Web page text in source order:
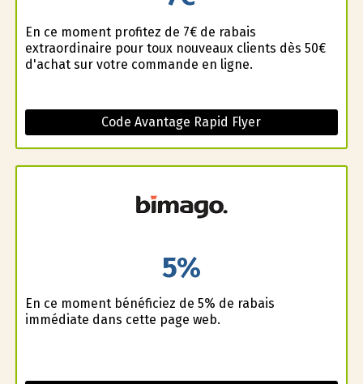
En ce moment profitez de 7€ de rabais
extraordinaire pour toux nouveaux clients dès 50€
d'achat sur votre commande en ligne.
Code Avantage Rapid Flyer
5%
En ce moment bénéficiez de 5% de rabais
immédiate dans cette page web.